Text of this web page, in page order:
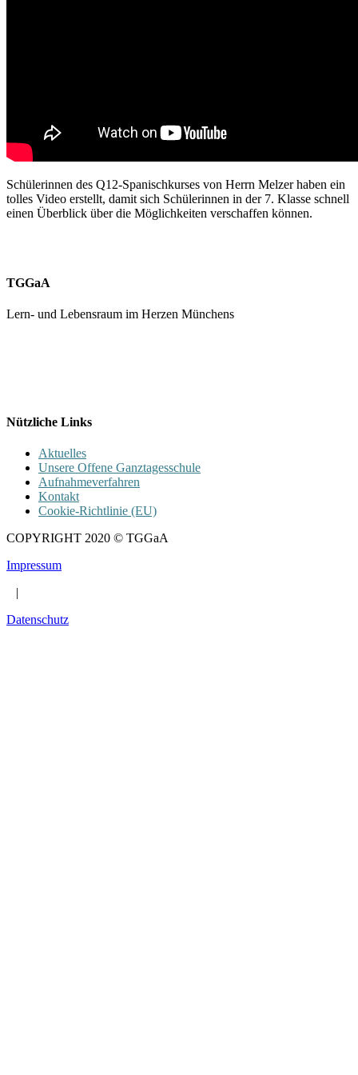
Schülerinnen des Q12-Spanischkurses von Herrn Melzer haben ein
tolles Video erstellt, damit sich Schülerinnen in der 7. Klasse schnell
einen Überblick über die Möglichkeiten verschaffen können.
TGGaA
Lern- und Lebensraum im Herzen Münchens
Nützliche Links
Aktuelles
Unsere Offene Ganztagesschule
Aufnahmeverfahren
Kontakt
Cookie-Richtlinie (EU)
COPYRIGHT 2020 © TGGaA
Impressum
|
Datenschutz